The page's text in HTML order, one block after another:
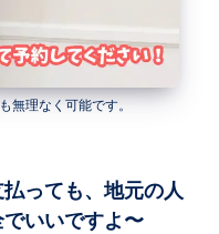
無理なく可能です。
っても、地元の人
いいですよ〜